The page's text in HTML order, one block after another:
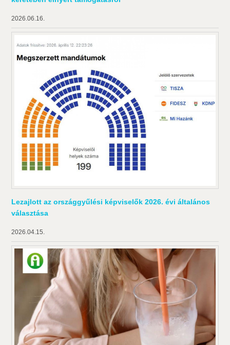
2026.06.16.
Lezajlott az országgyűlési képviselők 2026. évi általános
választása
2026.04.15.